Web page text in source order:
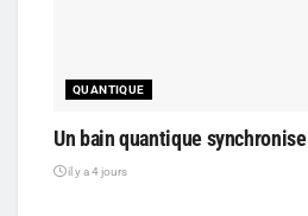
QUANTIQUE
Un bain quantique
il y a 4 jours